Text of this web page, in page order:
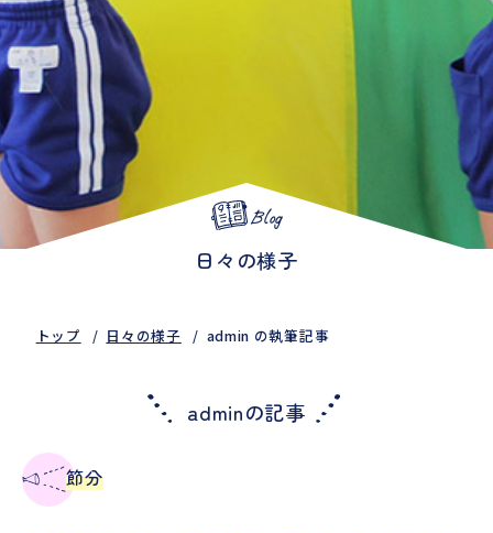
Blog
日々の様子
トップ 日々の様子 admin の執筆記事
adminの記事
節分